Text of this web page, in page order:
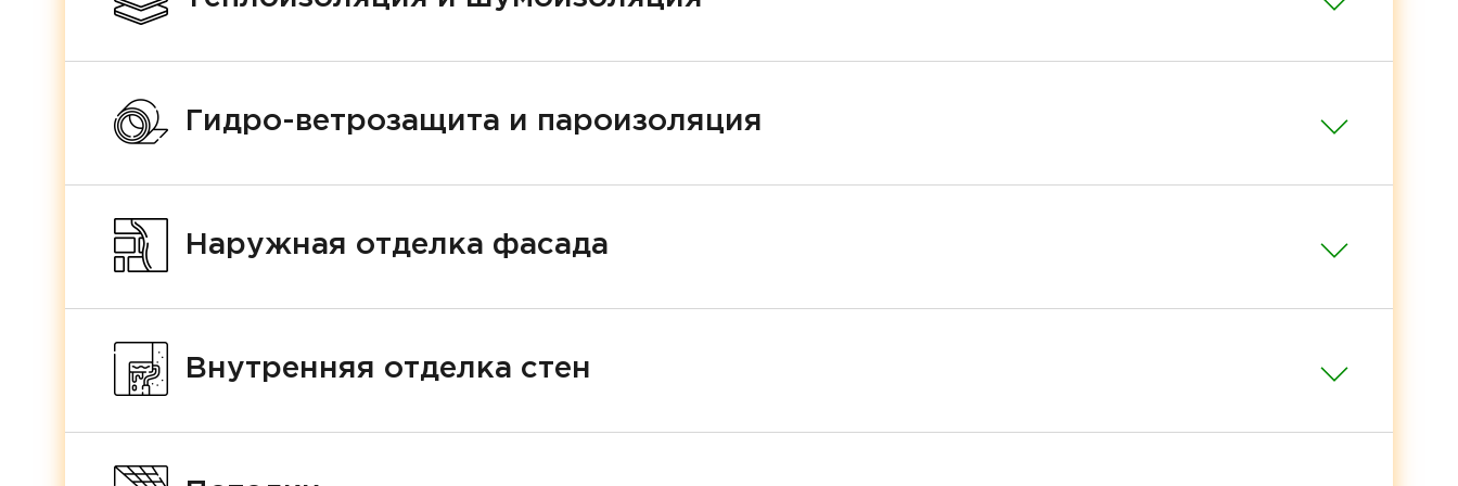
Гидро-ветрозащита и пароизоляция
Наружная отделка фасада
Внутренняя отделка стен